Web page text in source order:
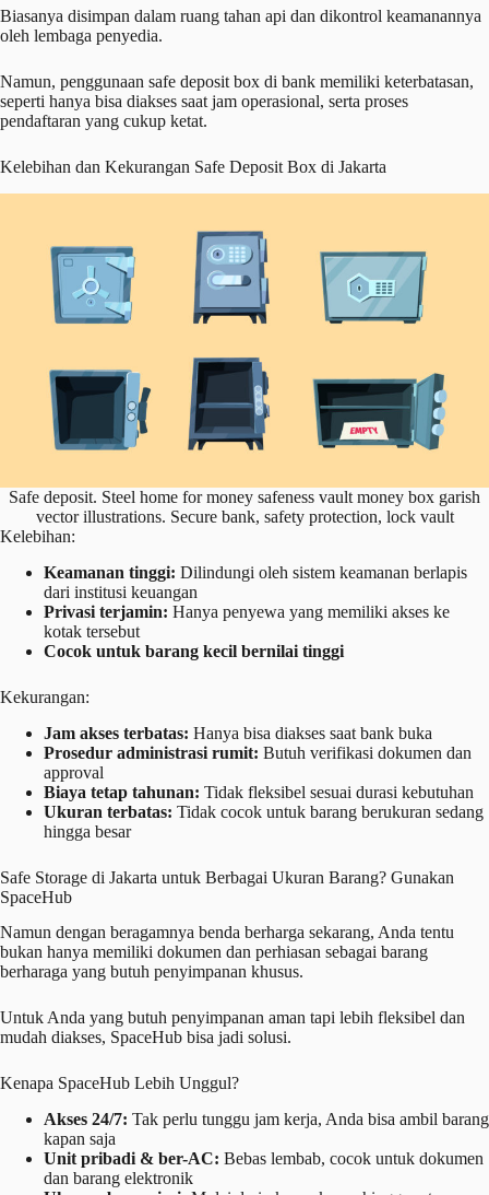
Biasanya disimpan dalam ruang tahan api dan dikontrol keamanannya
oleh lembaga penyedia.
Namun, penggunaan safe deposit box di bank memiliki keterbatasan,
seperti hanya bisa diakses saat jam operasional, serta proses
pendaftaran yang cukup ketat.
Kelebihan dan Kekurangan Safe Deposit Box di Jakarta
Safe deposit. Steel home for money safeness vault money box garish
vector illustrations. Secure bank, safety protection, lock vault
Kelebihan:
Keamanan tinggi: Dilindungi oleh sistem keamanan berlapis
dari institusi keuangan
Privasi terjamin: Hanya penyewa yang memiliki akses ke
kotak tersebut
Cocok untuk barang kecil bernilai tinggi
Kekurangan:
Jam akses terbatas: Hanya bisa diakses saat bank buka
Prosedur administrasi rumit: Butuh verifikasi dokumen dan
approval
Biaya tetap tahunan: Tidak fleksibel sesuai durasi kebutuhan
Ukuran terbatas: Tidak cocok untuk barang berukuran sedang
hingga besar
Safe Storage di Jakarta untuk Berbagai Ukuran Barang? Gunakan
SpaceHub
Namun dengan beragamnya benda berharga sekarang, Anda tentu
bukan hanya memiliki dokumen dan perhiasan sebagai barang
berharaga yang butuh penyimpanan khusus.
Untuk Anda yang butuh penyimpanan aman tapi lebih fleksibel dan
mudah diakses, SpaceHub bisa jadi solusi.
Kenapa SpaceHub Lebih Unggul?
Akses 24/7: Tak perlu tunggu jam kerja, Anda bisa ambil barang
kapan saja
Unit pribadi & ber-AC: Bebas lembab, cocok untuk dokumen
dan barang elektronik